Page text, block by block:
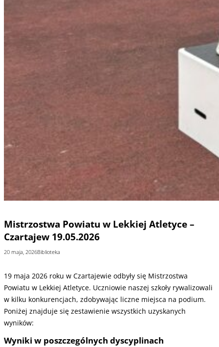
Mistrzostwa Powiatu w Lekkiej Atletyce –
Czartajew 19.05.2026
20 maja, 2026Biblioteka
19 maja 2026 roku w Czartajewie odbyły się Mistrzostwa
Powiatu w Lekkiej Atletyce. Uczniowie naszej szkoły rywalizowali
w kilku konkurencjach, zdobywając liczne miejsca na podium.
Poniżej znajduje się zestawienie wszystkich uzyskanych
wyników:
Wyniki w poszczególnych dyscyplinach